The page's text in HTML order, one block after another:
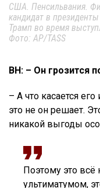
США. Пенсильвания.
кандидат в
Трамп во время
Фото: AP/TASS
ВН: – Он грозится
– А что касается
это не он решает.
никакой выгоды
Поэтому это всё
ультиматумом,